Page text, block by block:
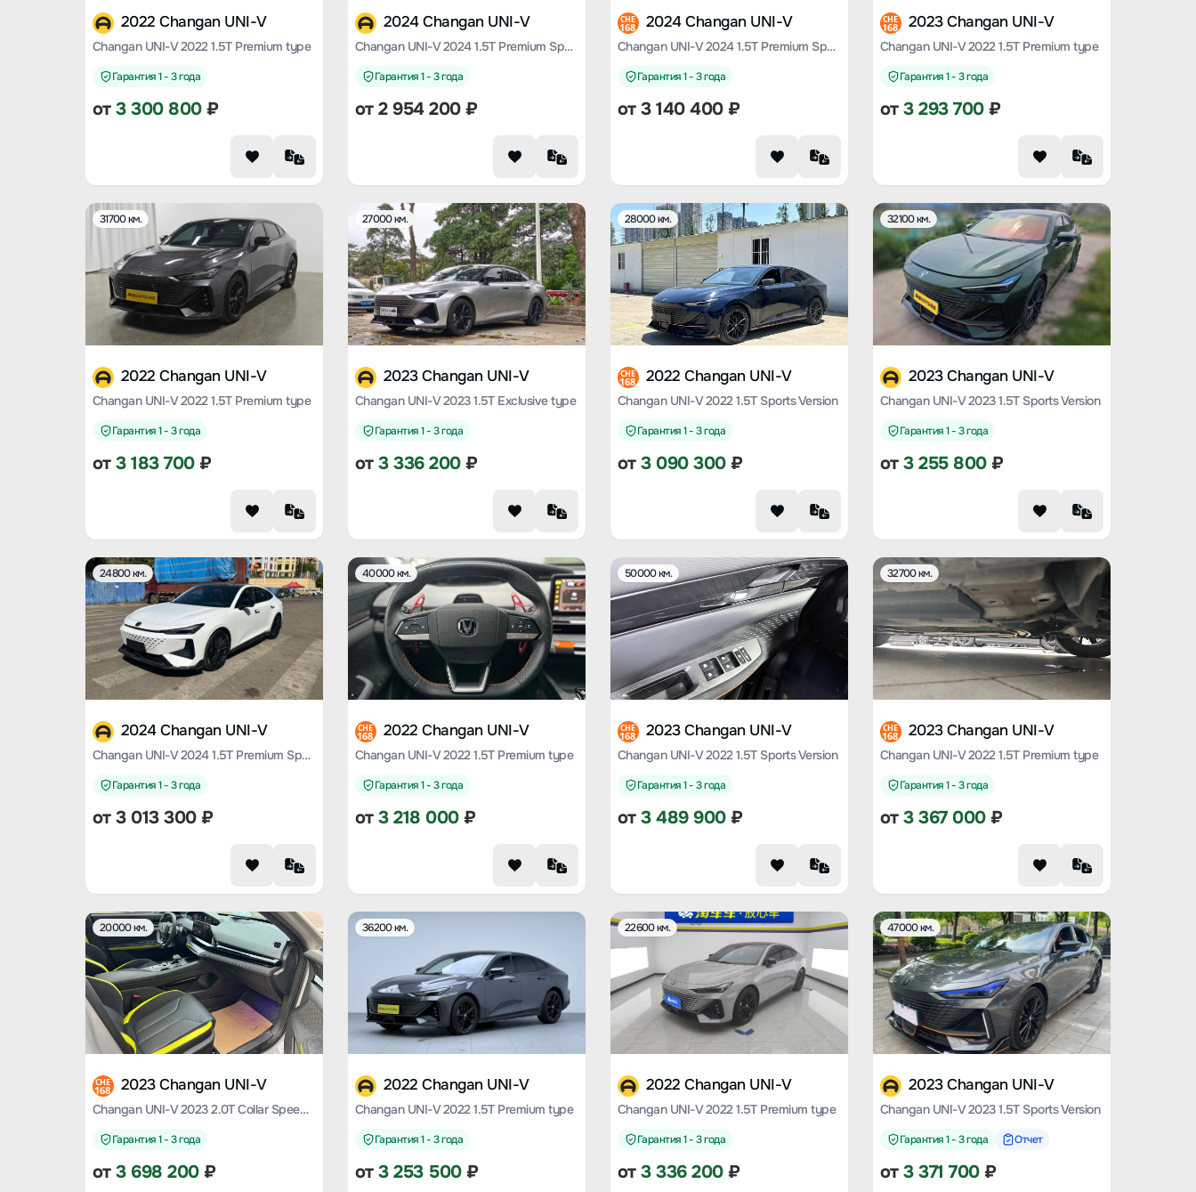
2022 Changan UNI-V
Changan UNI-V 2022 1.5T Premium type
Гарантия 1 - 3 года
от3 300 800₽
2024 Changan UNI-V
Changan UNI-V 2024 1.5T Premium Sports Type
Гарантия 1 - 3 года
от2 954 200₽
CHE
168 2024 Changan UNI-V
Changan UNI-V 2024 1.5T Premium Sports Type
Гарантия 1 - 3 года
от3 140 400₽
CHE
168 2023 Changan UNI-V
Changan UNI-V 2022 1.5T Premium type
Гарантия 1 - 3 года
от3 293 700₽
31700 км.
2022 Changan UNI-V
Changan UNI-V 2022 1.5T Premium type
Гарантия 1 - 3 года
от3 183 700₽
27000 км.
2023 Changan UNI-V
Changan UNI-V 2023 1.5T Exclusive type
Гарантия 1 - 3 года
от3 336 200₽
28000 км.
CHE
168 2022 Changan UNI-V
Changan UNI-V 2022 1.5T Sports Version
Гарантия 1 - 3 года
от3 090 300₽
32100 км.
2023 Changan UNI-V
Changan UNI-V 2023 1.5T Sports Version
Гарантия 1 - 3 года
от3 255 800₽
24800 км.
2024 Changan UNI-V
Changan UNI-V 2024 1.5T Premium Sports Type
Гарантия 1 - 3 года
от3 013 300₽
40000 км.
CHE
168 2022 Changan UNI-V
Changan UNI-V 2022 1.5T Premium type
Гарантия 1 - 3 года
от3 218 000₽
50000 км.
CHE
168 2023 Changan UNI-V
Changan UNI-V 2022 1.5T Sports Version
Гарантия 1 - 3 года
от3 489 900₽
32700 км.
CHE
168 2023 Changan UNI-V
Changan UNI-V 2022 1.5T Premium type
Гарантия 1 - 3 года
от3 367 000₽
20000 км.
CHE
168 2023 Changan UNI-V
Changan UNI-V 2023 2.0T Collar Speed Version
Гарантия 1 - 3 года
от3 698 200₽
36200 км.
2022 Changan UNI-V
Changan UNI-V 2022 1.5T Premium type
Гарантия 1 - 3 года
от3 253 500₽
22600 км.
2022 Changan UNI-V
Changan UNI-V 2022 1.5T Premium type
Гарантия 1 - 3 года
от3 336 200₽
47000 км.
2023 Changan UNI-V
Changan UNI-V 2023 1.5T Sports Version
Гарантия 1 - 3 года Отчет
от3 371 700₽